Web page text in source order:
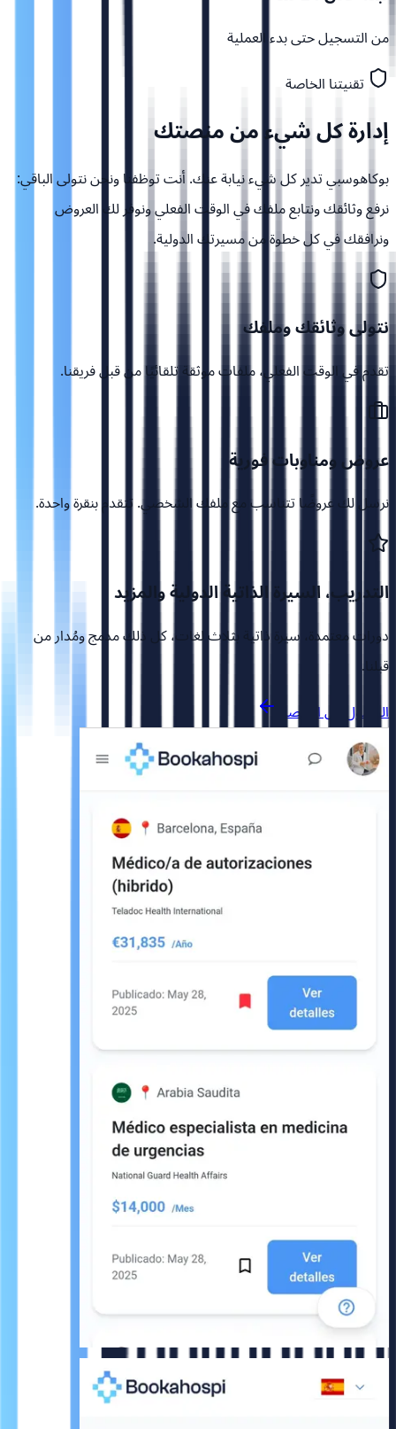
من التسجيل حتى بدء العملية
تقنيتنا الخاصة
إدارة كل شيء منمنصتك
بوكاهوسبي تدير كل شيء نيابة عنك. أنت توظفنا ونحن نتولى الباقي:
نرفع وثائقك ونتابع ملفك في الوقت الفعلي ونوفر لك العروض
ونرافقك في كل خطوة من مسيرتك الدولية.
نتولى وثائقك وملفك
تقدم في الوقت الفعلي، ملفات موثقة تلقائيًا من قبل فريقنا.
عروض ومناوبات فورية
نرسل لك عروضًا تتناسب مع ملفك الشخصي. تتقدم بنقرة واحدة.
التدريب، السيرة الذاتية الدولية والمزيد
دورات معتمدة، سيرة ذاتية بثلاث لغات، كل ذلك مدمج ومُدار من
قبلنا.
الوصول إلى المنصة